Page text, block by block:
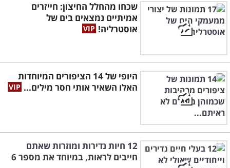
שכחו מהחלל החיצון: חייזרים
אמיתיים נמצאים בים של
אוסטרליה!
היופי של 14 הציפורים המיוחדות
האלו השאיר אותי חסר מילים...
12 חיות נדירות ומוזרות שאתם
חייבים לראות, במיוחד את מספר 6